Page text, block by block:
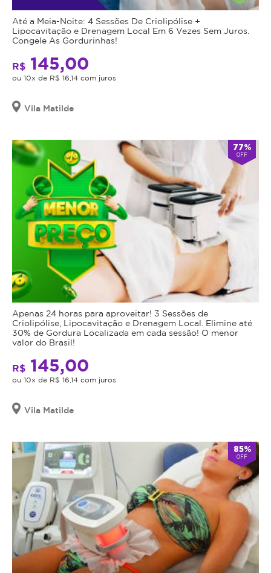
Até a Meia-Noite: 4 Sessões De Criolipólise +
Lipocavitação e Drenagem Local Em 6 Vezes Sem Juros.
Congele As Gordurinhas!
R$ 145,00
ou 10x de R$ 16,14 com juros
Vila Matilde
77%
OFF
Apenas 24 horas para aproveitar! 3 Sessões de
Criolipólise, Lipocavitação e Drenagem Local. Elimine até
30% de Gordura Localizada em cada sessão! O menor
valor do Brasil!
R$ 145,00
ou 10x de R$ 16,14 com juros
Vila Matilde
85%
OFF